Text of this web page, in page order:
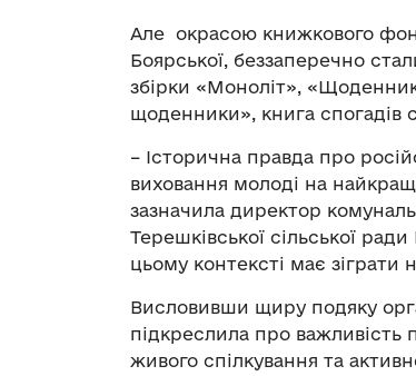
Але окрасою книжкового
Боярської, беззаперечно
збірки «Моноліт»,
щоденники», книга спогадів
– Історична правда про
виховання молоді на
зазначила директор
Терешківської сільської
цьому контексті має зіграти
Висловивши щиру подяку
підкреслила про важливість
живого спілкування та